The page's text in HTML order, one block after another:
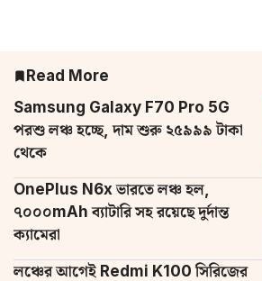
Read More
Samsung Galaxy F70 Pro 5G
পরশু লঞ্চ হচ্ছে, দাম শুরু ২৫৯৯৯ টাকা
থেকে
OnePlus N6x ভারতে লঞ্চ হল,
৭০০০mAh ব্যাটারি সহ রয়েছে দুর্দান্ত
ক্যামেরা
লঞ্চের আগেই Redmi K100 সিরিজের